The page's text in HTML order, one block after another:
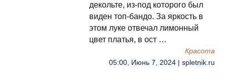
декольте, из-под которого был
виден топ-бандо. За яркость в
этом луке отвечал лимонный
цвет платья, в ост …
Красота
05:00, Июнь 7, 2024 | spletnik.ru